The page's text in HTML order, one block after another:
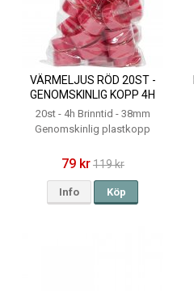
VÄRMELJUS RÖD 20ST -
GENOMSKINLIG KOPP 4H
20st - 4h Brinntid - 38mm
Genomskinlig plastkopp
79 kr119 kr
Info Köp